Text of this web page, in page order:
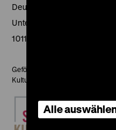
Deutsches Historisches
Unter den Linden 2
10117 Berlin
Gefördert mit Mitteln des
Kultur und Medien
Alle